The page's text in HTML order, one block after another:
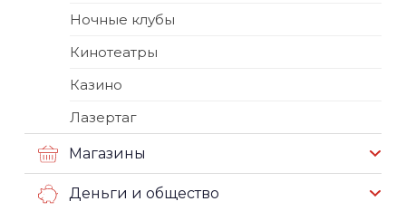
Ночные клубы
Кинотеатры
Казино
Лазертаг
Магазины
Деньги и общество